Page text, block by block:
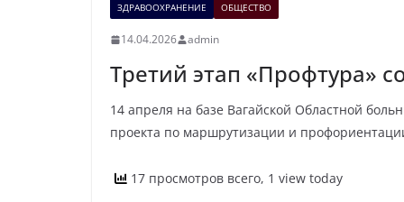
ЗДРАВООХРАНЕНИЕ ОБЩЕСТВО
14.04.2026 admin
Третий этап «Профтура»
14 апреля на базе Вагайской Областной
проекта по маршрутизации и
17 просмотров всего, 1 view today